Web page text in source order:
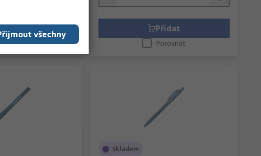
Přidat
Porovnat
Přidat
Porovnat
Skladem
všechny